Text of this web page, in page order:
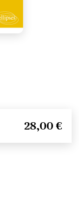
28,00 €